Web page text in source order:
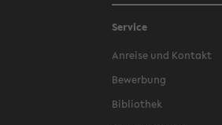
Service
Anreise und Kontakt
Bewerbung
Bibliothek